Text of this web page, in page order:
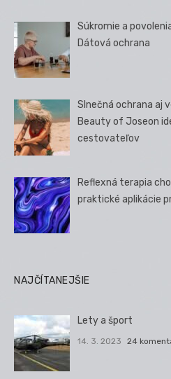
Súkromie a
Dátová ochrana
Slnečná ochrana aj
Beauty of Joseon
cestovateľov
Reflexná terapia
praktické aplikácie
NAJČÍTANEJŠIE
Lety a šport
14. 3. 2023 24